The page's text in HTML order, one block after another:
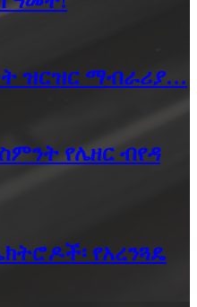
ዝርዝር ማብራሪያ…
የሌዘር ብየዳ
የአረንጓዴ